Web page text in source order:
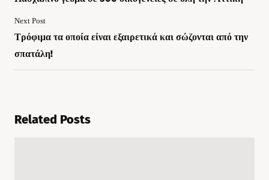
Next Post
Τρόφιμα τα οποία είναι εξαιρετικά και σώζονται από την
σπατάλη!
Related Posts